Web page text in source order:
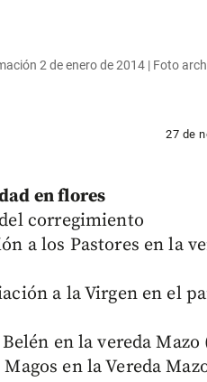
2 de enero de 2014 | Foto
27 de
en flores
corregimiento
a los Pastores en la
a la Virgen en el
en la vereda
Magos en la Vereda